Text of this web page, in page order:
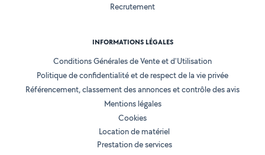
Recrutement
INFORMATIONS LÉGALES
Conditions Générales de Vente et d'Utilisation
Politique de confidentialité et de respect de la vie privée
Référencement, classement des annonces et contrôle des avis
Mentions légales
Cookies
Location de matériel
Prestation de services